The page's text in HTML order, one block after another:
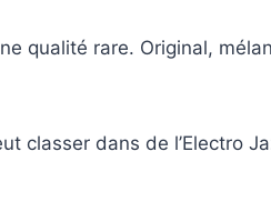
qualité rare. Original,
classer dans de l’Electro